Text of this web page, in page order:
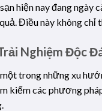
hiện nay đang
Điều này không chỉ
Nghiệm Độc
trong những xu
kiếm các phương